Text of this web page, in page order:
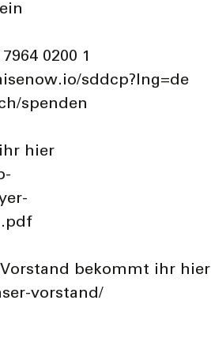
0200 1
sddcp?lng=de
spenden
hier
bekommt ihr hier
vorstand/